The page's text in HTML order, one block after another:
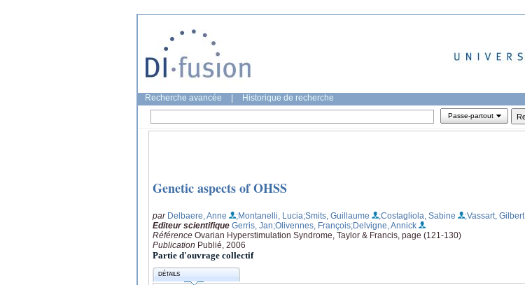
Recherche avancée Historique de recherche
Passe-partout
Genetic aspects of OHSS
par Delbaere, Anne ;Montanelli, Lucia;Smits, Guillaume ;Costagliola, Sabine
;Vassart, Gilbert
Editeur scientifique Gerris, Jan;Olivennes, François;Delvigne, Annick
Référence Ovarian Hyperstimulation Syndrome, Taylor & Francis, page (121-130)
Publication Publié, 2006
Partie d'ouvrage collectif
DÉTAILS